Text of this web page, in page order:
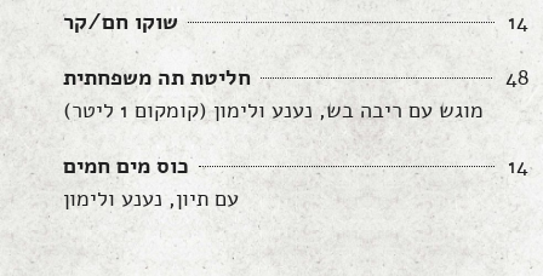
שוקו חם/קר
14
חליטת תה משפחתית
48
מוגש עם ריבה בש, נענע ולימון (קומקום 1 ליטר)
כוס מים חמים
14
עם תיון, נענע ולימון